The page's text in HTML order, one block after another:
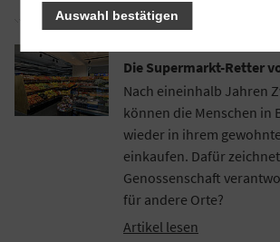
Die Supermarkt-Retter
Nach eineinhalb Jahren
können die Menschen in
wieder in ihrem
einkaufen. Dafür
Genossenschaft
für andere Orte?
Artikel lesen
Auswahl bestätigen